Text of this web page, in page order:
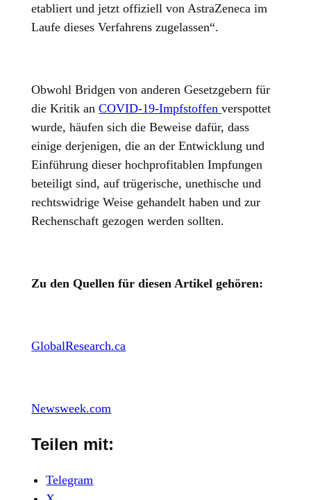
etabliert und jetzt offiziell von AstraZeneca im
Laufe dieses Verfahrens zugelassen“.
Obwohl Bridgen von anderen Gesetzgebern für
die Kritik anCOVID-19-Impfstoffenverspottet
wurde, häufen sich die Beweise dafür, dass
einige derjenigen, die an der Entwicklung und
Einführung dieser hochprofitablen Impfungen
beteiligt sind, auf trügerische, unethische und
rechtswidrige Weise gehandelt haben und zur
Rechenschaft gezogen werden sollten.
Zu den Quellen für diesen Artikel gehören:
GlobalResearch.ca
Newsweek.com
Teilen mit:
Telegram